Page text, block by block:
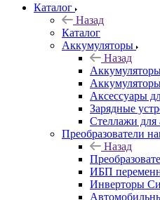
Каталог
Назад
Каталог
Аккумуляторы
Назад
Аксессуары
Зарядные
Стеллажи для
Преобразователи
Назад
ИБП
Инверторы